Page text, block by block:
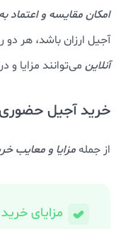
امکان مقایسه و اعتماد
آجیل ارزان باشد، هر
آنلاین می‌توانند مزایا
خرید آجیل
از جملهمزایا و معایب
مزایای